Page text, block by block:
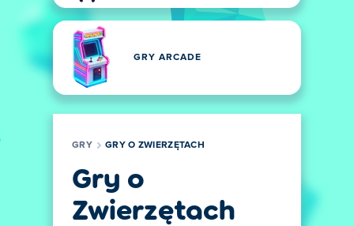
GRY ARCADE
GRY GRY O ZWIERZĘTACH
Gry o
Zwierzętach